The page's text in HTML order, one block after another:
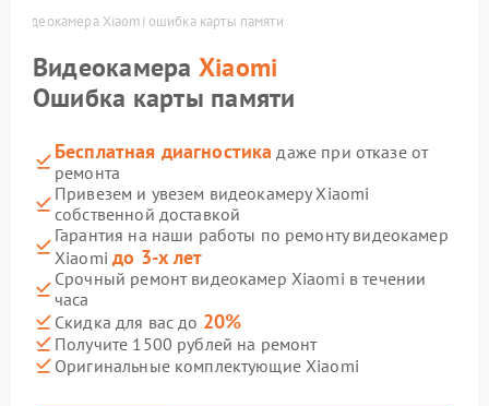
Видеокамера Xiaomi ошибка карты памяти
Видеокамера Xiaomi
Ошибка карты памяти
Бесплатная диагностика даже при отказе от
ремонта
Привезем и увезем видеокамеру Xiaomi
собственной доставкой
Гарантия на наши работы по ремонту видеокамер
Xiaomiдо 3-х лет
Срочный ремонт видеокамер Xiaomi в течении
часа
Скидка для вас до 20%
Получите 1500 рублей на ремонт
Оригинальные комплектующие Xiaomi